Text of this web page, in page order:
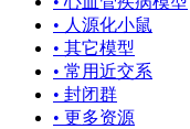
• 人源化小鼠
• 其它模型
• 常用近交系
• 封闭群
• 更多资源